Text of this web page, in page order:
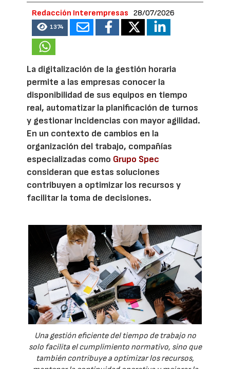
Redacción Interempresas 28/07/2026
1374
La digitalización de la gestión horaria
permite a las empresas conocer la
disponibilidad de sus equipos en tiempo
real, automatizar la planificación de turnos
y gestionar incidencias con mayor agilidad.
En un contexto de cambios en la
organización del trabajo, compañías
especializadas como Grupo Spec
consideran que estas soluciones
contribuyen a optimizar los recursos y
facilitar la toma de decisiones.
Una gestión eficiente del tiempo de trabajo no
solo facilita el cumplimiento normativo, sino que
también contribuye a optimizar los recursos,